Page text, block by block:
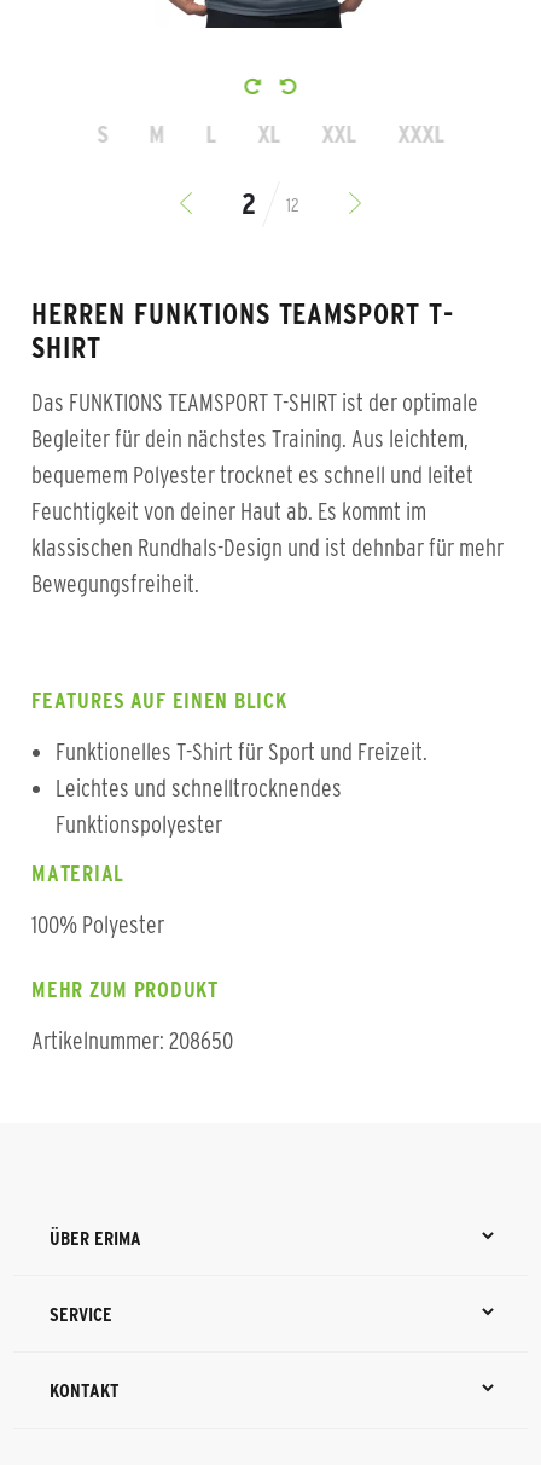
S M L XL XXL XXXL
12
HERREN FUNKTIONS TEAMSPORT T-
SHIRT
Das FUNKTIONS TEAMSPORT T-SHIRT ist der optimale
Begleiter für dein nächstes Training. Aus leichtem,
bequemem Polyester trocknet es schnell und leitet
Feuchtigkeit von deiner Haut ab. Es kommt im
klassischen Rundhals-Design und ist dehnbar für mehr
Bewegungsfreiheit.
FEATURES AUF EINEN BLICK
Funktionelles T-Shirt für Sport und Freizeit.
Leichtes und schnelltrocknendes
Funktionspolyester
MATERIAL
100% Polyester
MEHR ZUM PRODUKT
Artikelnummer: 208650
ÜBER ERIMA
SERVICE
KONTAKT